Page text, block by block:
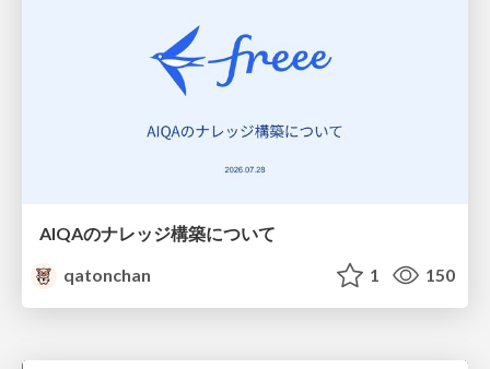
AIQAのナレッジ構築について
qatonchan
1 150